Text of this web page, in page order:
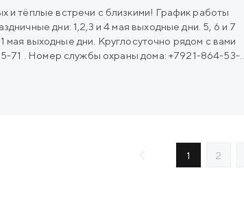
встречи с близкими! График работы
дни: 1,2,3 и 4 мая выходные дни. 5, 6 и 7
мая выходные дни. Круглосуточно рядом с вами
71 . Номер службы охраны дома: +7921-864-53-
(с 13:00 до 15:00).
1 2